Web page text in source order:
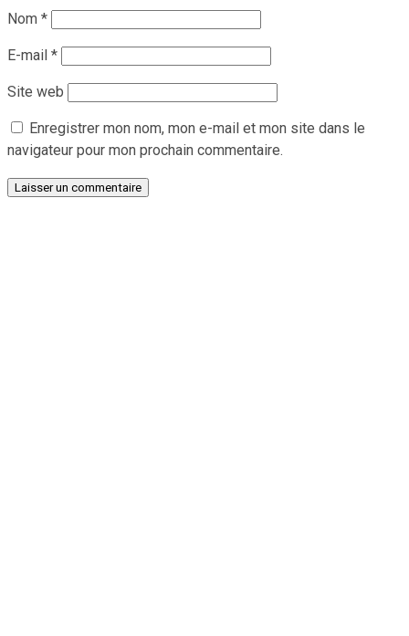
Nom *
E-mail *
Site web
Enregistrer mon nom, mon e-mail et mon site dans le
navigateur pour mon prochain commentaire.